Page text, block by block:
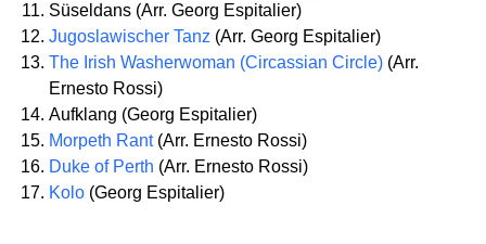
Süseldans (Arr. Georg Espitalier)
Jugoslawischer Tanz (Arr. Georg Espitalier)
The Irish Washerwoman (Circassian Circle) (Arr.
Ernesto Rossi)
Aufklang (Georg Espitalier)
Morpeth Rant(Arr. Ernesto Rossi)
Duke of Perth (Arr. Ernesto Rossi)
Kolo (Georg Espitalier)